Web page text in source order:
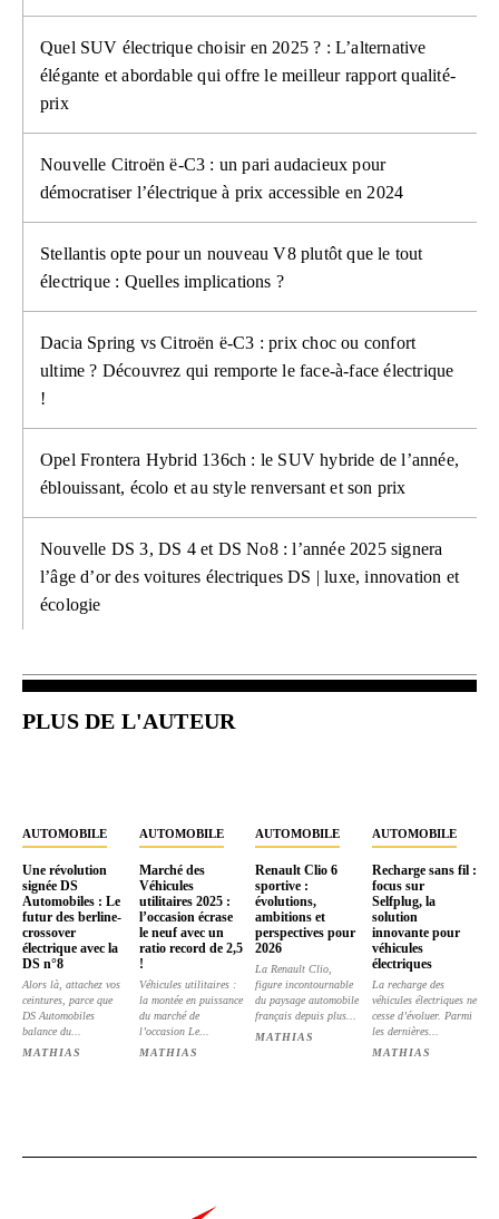
Quel SUV électrique choisir en 2025 ? : L’alternative
élégante et abordable qui offre le meilleur rapport qualité-
prix
Nouvelle Citroën ë-C3 : un pari audacieux pour
démocratiser l’électrique à prix accessible en 2024
Stellantis opte pour un nouveau V8 plutôt que le tout
électrique : Quelles implications ?
Dacia Spring vs Citroën ë-C3 : prix choc ou confort
ultime ? Découvrez qui remporte le face-à-face électrique
!
Opel Frontera Hybrid 136ch : le SUV hybride de l’année,
éblouissant, écolo et au style renversant et son prix
Nouvelle DS 3, DS 4 et DS No8 : l’année 2025 signera
l’âge d’or des voitures électriques DS | luxe, innovation et
écologie
PLUS DE L'AUTEUR
AUTOMOBILE
Une révolution
signée DS
Automobiles : Le
futur des berline-
crossover
électrique avec la
DS n°8
Alors là, attachez vos
ceintures, parce que
DS Automobiles
balance du...
MATHIAS
AUTOMOBILE
Marché des
Véhicules
utilitaires 2025 :
l’occasion écrase
le neuf avec un
ratio record de 2,5
!
Véhicules utilitaires :
la montée en puissance
du marché de
l’occasion Le...
MATHIAS
AUTOMOBILE
Renault Clio 6
sportive :
évolutions,
ambitions et
perspectives pour
2026
La Renault Clio,
figure incontournable
du paysage automobile
français depuis plus...
MATHIAS
AUTOMOBILE
Recharge sans fil :
focus sur
Selfplug, la
solution
innovante pour
véhicules
électriques
La recharge des
véhicules électriques ne
cesse d’évoluer. Parmi
les dernières...
MATHIAS